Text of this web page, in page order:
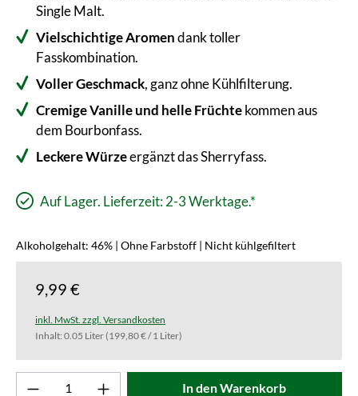
Single Malt.
Vielschichtige Aromendank toller
Fasskombination.
Voller Geschmack, ganz ohne Kühlfilterung.
Cremige Vanille und helle Früchtekommen aus
dem Bourbonfass.
Leckere Würzeergänzt das Sherryfass.
Auf Lager. Lieferzeit: 2-3 Werktage.*
Alkoholgehalt: 46% | Ohne Farbstoff | Nicht kühlgefiltert
9,99 €
inkl. MwSt. zzgl. Versandkosten
Inhalt: 0.05 Liter(199,80 € / 1 Liter)
Produkt Anzahl: Gib den gewünschten
In den Warenkorb